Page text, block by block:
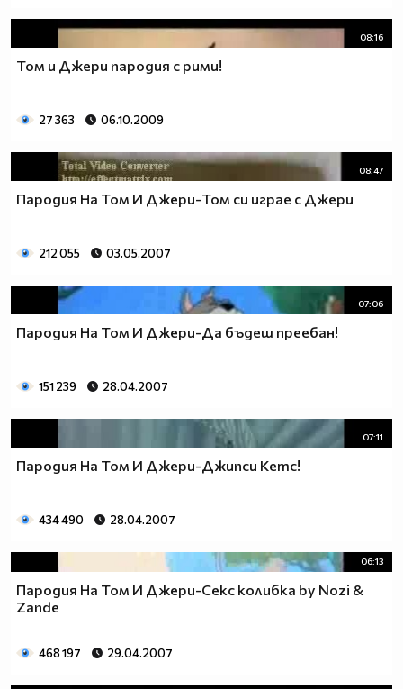
08:16
Том и Джери пародия с рими!
27 363 06.10.2009
08:47
Пародия На Том И Джери-Том си играе с Джери
212 055 03.05.2007
07:06
Пародия На Том И Джери-Да бъдеш преебан!
151 239 28.04.2007
07:11
Пародия На Том И Джери-Джипси Кетс!
434 490 28.04.2007
06:13
Пародия На Том И Джери-Секс колибка by Nozi &
Zande
468 197 29.04.2007